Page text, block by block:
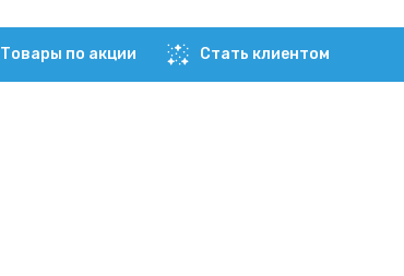
Товары по акции Стать клиентом